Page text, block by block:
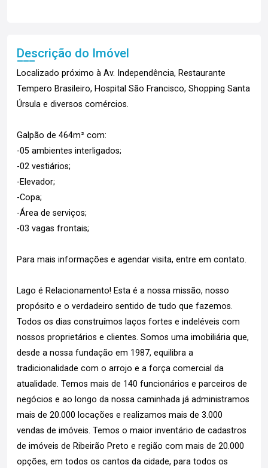
Descrição do Imóvel
Localizado próximo à Av. Independência, Restaurante
Tempero Brasileiro, Hospital São Francisco, Shopping Santa
Úrsula e diversos comércios.
Galpão de 464m² com:
-05 ambientes interligados;
-02 vestiários;
-Elevador;
-Copa;
-Área de serviços;
-03 vagas frontais;
Para mais informações e agendar visita, entre em contato.
Lago é Relacionamento! Esta é a nossa missão, nosso
propósito e o verdadeiro sentido de tudo que fazemos.
Todos os dias construímos laços fortes e indeléveis com
nossos proprietários e clientes. Somos uma imobiliária que,
desde a nossa fundação em 1987, equilibra a
tradicionalidade com o arrojo e a força comercial da
atualidade. Temos mais de 140 funcionários e parceiros de
negócios e ao longo da nossa caminhada já administramos
mais de 20.000 locações e realizamos mais de 3.000
vendas de imóveis. Temos o maior inventário de cadastros
de imóveis de Ribeirão Preto e região com mais de 20.000
opções, em todos os cantos da cidade, para todos os